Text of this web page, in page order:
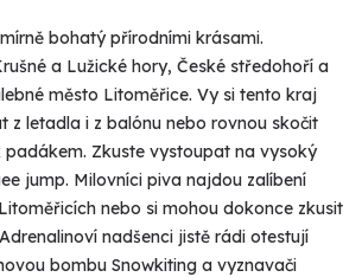
bohatý přírodními krásami.
a Lužické hory, České středohoří a
město Litoměřice. Vy si tento kraj
z letadla i z balónu nebo rovnou skočit
Zkuste vystoupat na vysoký
jump. Milovníci piva najdou zalíbení
nebo si mohou dokonce zkusit
nadšenci jistě rádi otestují
bombu Snowkiting a vyznavači